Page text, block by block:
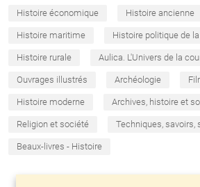
Histoire économique Histoire ancienne
Histoire maritime Histoire politique de
Histoire rurale Aulica. L'Univers de la
Ouvrages illustrés Archéologie
Histoire moderne Archives, histoire et
Religion et société Techniques, savoirs,
Beaux-livres - Histoire